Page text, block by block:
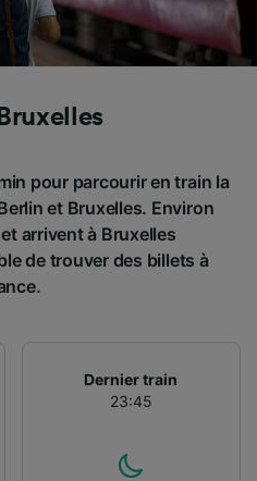
pour parcourir en train la
et Bruxelles. Environ
arrivent à Bruxelles
de trouver des billets à
Dernier train
23:45